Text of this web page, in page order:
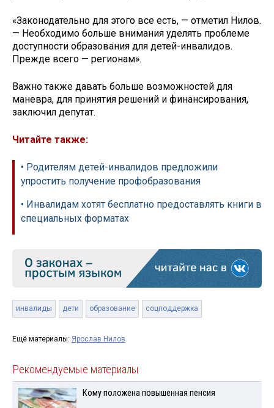
«Законодательно для этого все есть, — отметил Нилов.
— Необходимо больше внимания уделять проблеме
доступности образования для детей-инвалидов.
Прежде всего — регионам».
Важно также давать больше возможностей для
маневра, для принятия решений и финансирования,
заключил депутат.
Читайте также:
• Родителям детей-инвалидов предложили
упростить получение профобразования
• Инвалидам хотят бесплатно предоставлять книги в
специальных форматах
инвалиды дети образование соцподдержка
Ещё материалы: Ярослав Нилов
Рекомендуемые материалы
Кому положена повышенная пенсия